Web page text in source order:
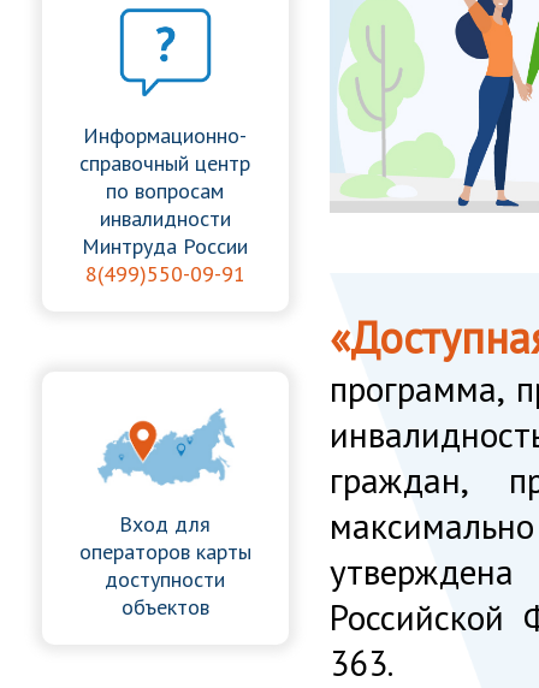
Информационно-
справочный центр
по вопросам
инвалидности
Минтруда России
8(499)550-09-91
Вход для
операторов карты
доступности
объектов
программа,
граждан,
363.